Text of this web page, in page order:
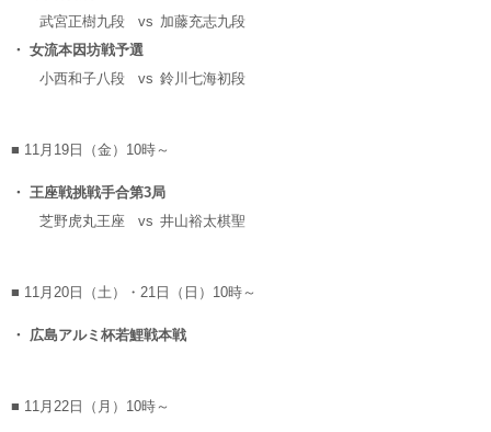
武宮正樹九段
vs 加藤充志九段
・ 女流本因坊戦予選
小西和子八段
vs 鈴川七海初段
■ 11月19日（金）10時～
・ 王座戦挑戦手合第3局
芝野虎丸王座
vs 井山裕太棋聖
■ 11月20日（土）・21日（日）10時～
・ 広島アルミ杯若鯉戦本戦
■ 11月22日（月）10時～